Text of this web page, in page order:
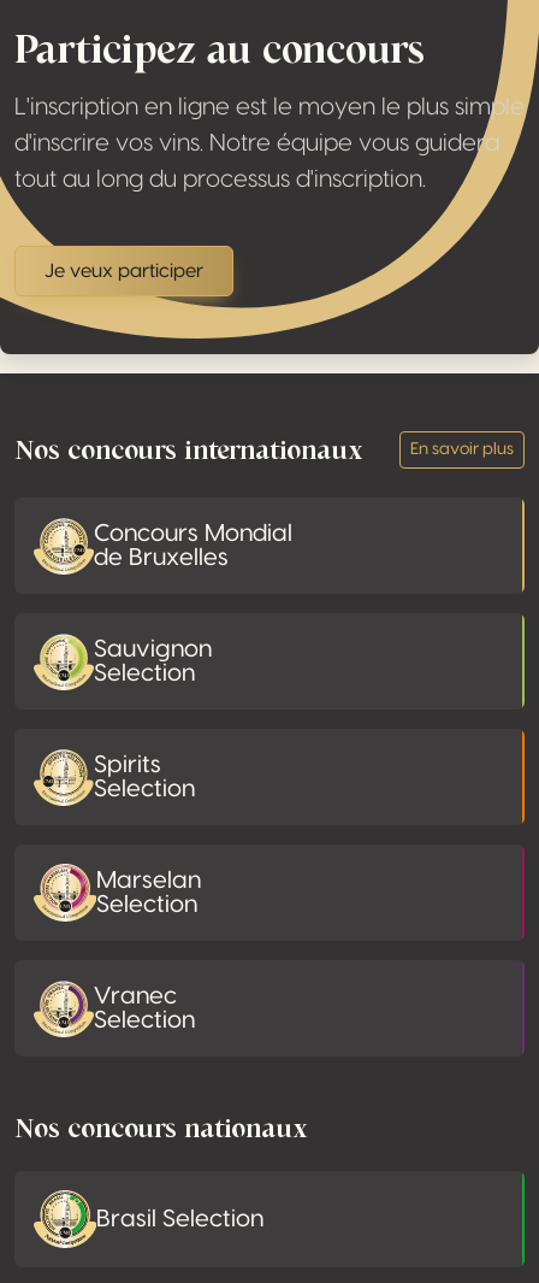
Participez au concours
L'inscription en ligne est le moyen le plus simple
d'inscrire vos vins. Notre équipe vous guidera
tout au long du processus d'inscription.
Je veux participer
Nos concours internationaux En savoir plus
Concours Mondial
de Bruxelles
Sauvignon
Selection
Spirits
Selection
Marselan
Selection
Vranec
Selection
Nos concours nationaux
Brasil Selection